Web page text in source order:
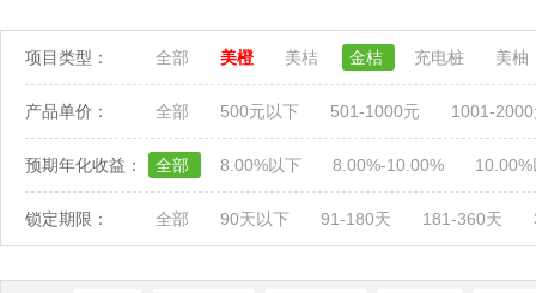
项目类型： 全部 美橙 美桔 金桔 充电桩 美柚
产品单价： 全部 500元以下 501-1000元 1001-
预期年化收益： 全部 8.00%以下 8.00%-10.00%
锁定期限： 全部 90天以下 91-180天 181-360天